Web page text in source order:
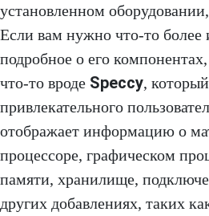
установленном
Если вам нужно что-то более
подробное о его
что-то вроде Speccy,
привлекательного
отображает информацию о
процессоре, графическом
памяти, хранилище,
других добавлениях, таких